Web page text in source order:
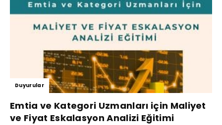
Duyurular
Emtia ve Kategori Uzmanları için Maliyet
ve Fiyat Eskalasyon Analizi Eğitimi